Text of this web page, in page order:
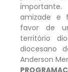
amizade e
favor de
território
diocesano
Anderson